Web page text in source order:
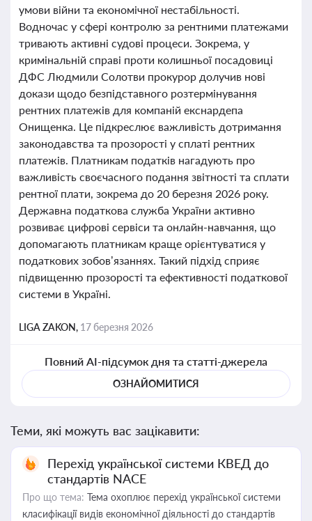
умови війни та економічної нестабільності.
Водночас у сфері контролю за рентними платежами
тривають активні судові процеси. Зокрема, у
кримінальній справі проти колишньої посадовиці
ДФС Людмили Солотви прокурор долучив нові
докази щодо безпідставного розтермінування
рентних платежів для компаній екснардепа
Онищенка. Це підкреслює важливість дотримання
законодавства та прозорості у сплаті рентних
платежів. Платникам податків нагадують про
важливість своєчасного подання звітності та сплати
рентної плати, зокрема до 20 березня 2026 року.
Державна податкова служба України активно
розвиває цифрові сервіси та онлайн-навчання, що
допомагають платникам краще орієнтуватися у
податкових зобов’язаннях. Такий підхід сприяє
підвищенню прозорості та ефективності податкової
системи в Україні.
LIGA ZAKON, 17 березня 2026
Повний AI-підсумок дня та статті-джерела
ОЗНАЙОМИТИСЯ
Теми, які можуть вас зацікавити:
Перехід української системи КВЕД до
стандартів NACE
Про що тема: Тема охоплює перехід української системи
класифікації видів економічної діяльності до стандартів